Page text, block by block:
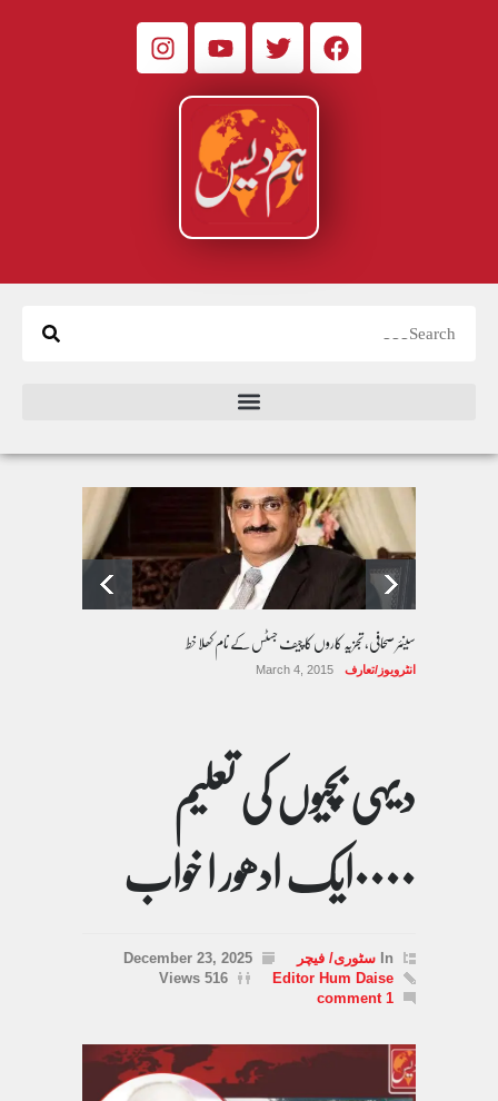
سینئر صحافی، تجزیہ کاروں کا چیف جسٹس کے نام کھلا خط
انٹرویوز/تعارف March 4, 2015
دیہی بچیوں کی تعلیم
۰۰۰۰ایک ادھور ا خواب
In سٹوری/ فیچر
December 23, 2025
Editor Hum Daise
516 Views
1 comment